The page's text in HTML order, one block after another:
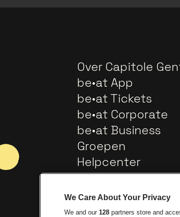
Over Capitole
be•at App
be•at Tickets
be•at Corporate
be•at Business
Groepen
Helpcenter
Contact
We Care About Your Privacy
We and our 128 partners store and